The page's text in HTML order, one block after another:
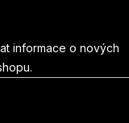
informace o nových